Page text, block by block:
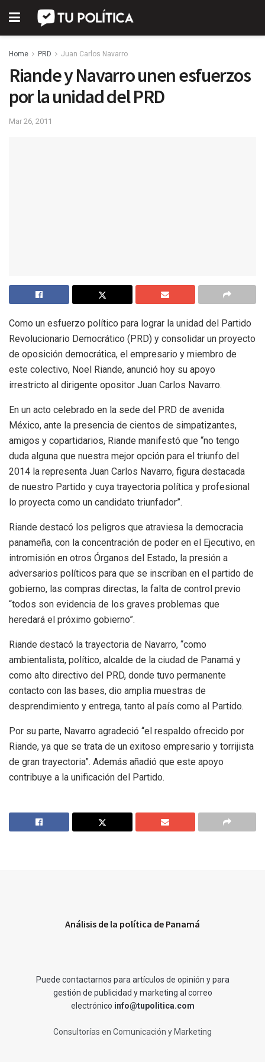
Home PRD Juan Carlos Navarro
Riande y Navarro unen esfuerzos
por la unidad del PRD
Mar 26, 2011
Como un esfuerzo político para lograr la unidad del Partido
Revolucionario Democrático (PRD) y consolidar un proyecto
de oposición democrática, el empresario y miembro de
este colectivo, Noel Riande, anunció hoy su apoyo
irrestricto al dirigente opositor Juan Carlos Navarro.
En un acto celebrado en la sede del PRD de avenida
México, ante la presencia de cientos de simpatizantes,
amigos y copartidarios, Riande manifestó que “no tengo
duda alguna que nuestra mejor opción para el triunfo del
2014 la representa Juan Carlos Navarro, figura destacada
de nuestro Partido y cuya trayectoria política y profesional
lo proyecta como un candidato triunfador”.
Riande destacó los peligros que atraviesa la democracia
panameña, con la concentración de poder en el Ejecutivo, en
intromisión en otros Órganos del Estado, la presión a
adversarios políticos para que se inscriban en el partido de
gobierno, las compras directas, la falta de control previo
“todos son evidencia de los graves problemas que
heredará el próximo gobierno”.
Riande destacó la trayectoria de Navarro, “como
ambientalista, político, alcalde de la ciudad de Panamá y
como alto directivo del PRD, donde tuvo permanente
contacto con las bases, dio amplia muestras de
desprendimiento y entrega, tanto al país como al Partido.
Por su parte, Navarro agradeció “el respaldo ofrecido por
Riande, ya que se trata de un exitoso empresario y torrijista
de gran trayectoria”. Además añadió que este apoyo
contribuye a la unificación del Partido.
Análisis de la política de Panamá
Puede contactarnos para artículos de opinión y para
gestión de publicidad y marketing al correo
electrónico info@tupolitica.com
Consultorías en Comunicación y Marketing